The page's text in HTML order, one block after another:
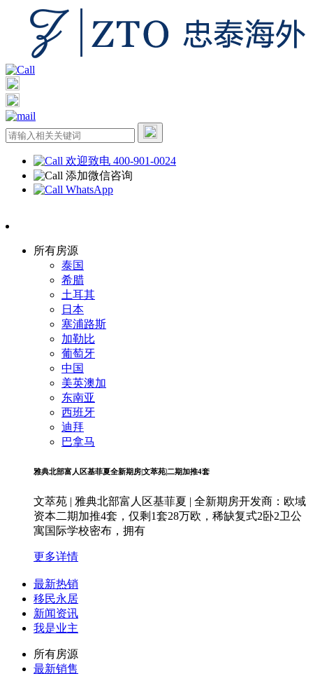
欢迎致电 400-901-0024
添加微信咨询
WhatsApp
所有房源
泰国
希腊
土耳其
日本
塞浦路斯
加勒比
葡萄牙
中国
美英澳加
东南亚
西班牙
迪拜
巴拿马
雅典北部富人区基菲夏全新期房|文萃苑|二期加推4套
文萃苑 | 雅典北部富人区基菲夏 | 全新期房开发商：欧域
资本二期加推4套，仅剩1套28万欧，稀缺复式2卧2卫公
寓国际学校密布，拥有
更多详情
最新热销
移民永居
新闻资讯
我是业主
所有房源
最新销售